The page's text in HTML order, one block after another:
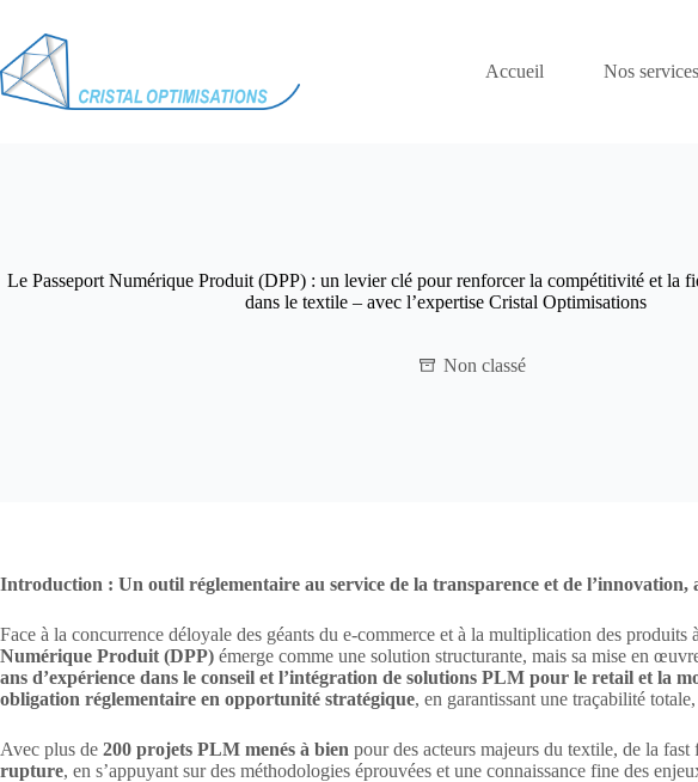
Accueil Nos services
Le Passeport Numérique Produit (DPP) : un levier clé pour renforcer la compétitivité et la
dans le textile – avec l’expertise Cristal Optimisations
Non classé
Introduction : Un outil réglementaire au service de la transparence et de l’innovation,
Face à la concurrence déloyale des géants du e-commerce et à la multiplication des
Numérique Produit (DPP) émerge comme une solution structurante, mais sa mise en
ans d’expérience dans le conseil et l’intégration de solutions PLM pour le retail et la
obligation réglementaire en opportunité stratégique, en garantissant une traçabilité
Avec plus de 200 projets PLM menés à bien pour des acteurs majeurs du textile, de la
rupture, en s’appuyant sur des méthodologies éprouvées et une connaissance fine des